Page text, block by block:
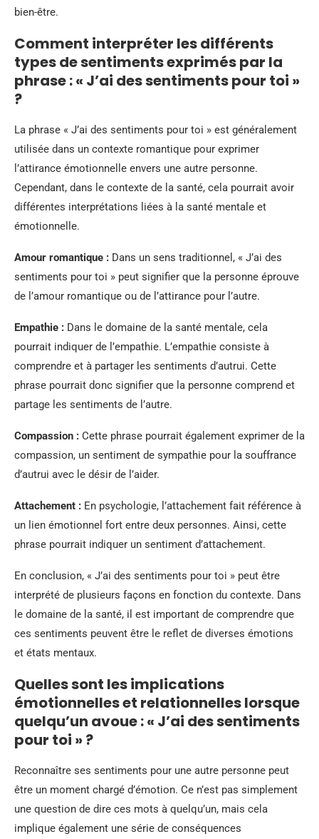
bien-être.
Comment interpréter les différents
types de sentiments exprimés par la
phrase : « J’ai des sentiments pour toi »
?
La phrase « J’ai des sentiments pour toi » est généralement
utilisée dans un contexte romantique pour exprimer
l’attirance émotionnelle envers une autre personne.
Cependant, dans le contexte de la santé, cela pourrait avoir
différentes interprétations liées à la santé mentale et
émotionnelle.
Amour romantique : Dans un sens traditionnel, « J’ai des
sentiments pour toi » peut signifier que la personne éprouve
de l’amour romantique ou de l’attirance pour l’autre.
Empathie : Dans le domaine de la santé mentale, cela
pourrait indiquer de l’empathie. L’empathie consiste à
comprendre et à partager les sentiments d’autrui. Cette
phrase pourrait donc signifier que la personne comprend et
partage les sentiments de l’autre.
Compassion : Cette phrase pourrait également exprimer de la
compassion, un sentiment de sympathie pour la souffrance
d’autrui avec le désir de l’aider.
Attachement : En psychologie, l’attachement fait référence à
un lien émotionnel fort entre deux personnes. Ainsi, cette
phrase pourrait indiquer un sentiment d’attachement.
En conclusion, « J’ai des sentiments pour toi » peut être
interprété de plusieurs façons en fonction du contexte. Dans
le domaine de la santé, il est important de comprendre que
ces sentiments peuvent être le reflet de diverses émotions
et états mentaux.
Quelles sont les implications
émotionnelles et relationnelles lorsque
quelqu’un avoue : « J’ai des sentiments
pour toi » ?
Reconnaître ses sentiments pour une autre personne peut
être un moment chargé d’émotion. Ce n’est pas simplement
une question de dire ces mots à quelqu’un, mais cela
implique également une série de conséquences